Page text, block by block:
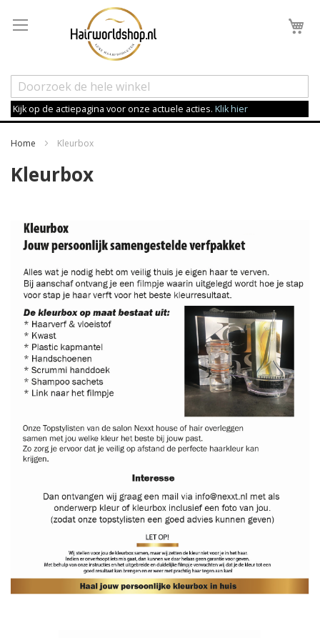
Kijk op de actiepagina voor onze actuele acties. Klik hier
Home Kleurbox
Kleurbox